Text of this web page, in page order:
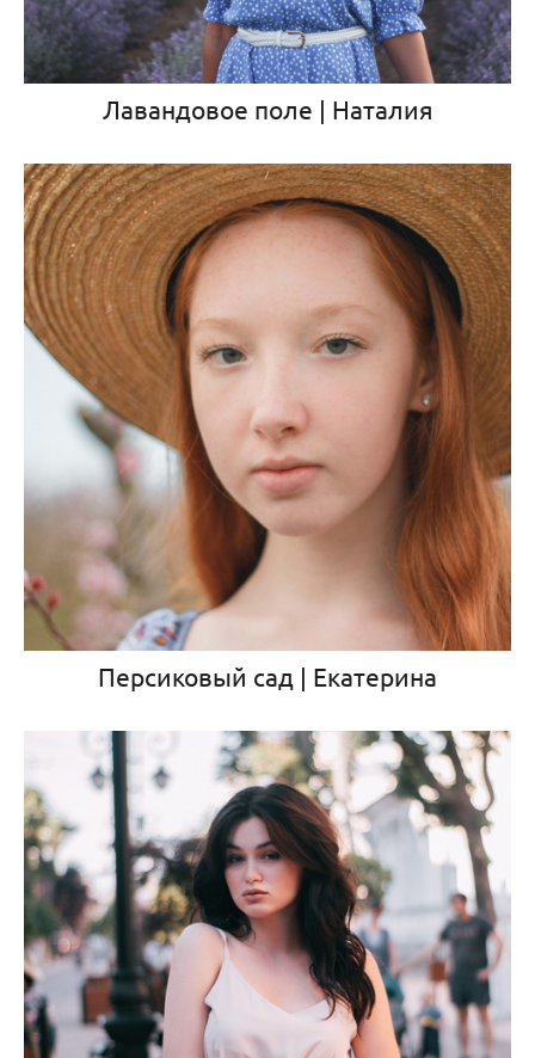
Лавандовое поле | Наталия
Персиковый сад | Екатерина